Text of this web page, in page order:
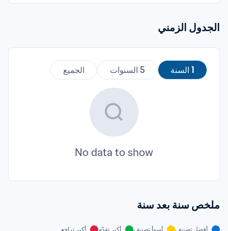
الجدول الزمني
1 السنة 5 السنوات الجميع
No data to show
ملخص سنة بعد سنة
أفضل تصنيف أسوأ تصنيف أكبر تقدّم أكبر تراجع